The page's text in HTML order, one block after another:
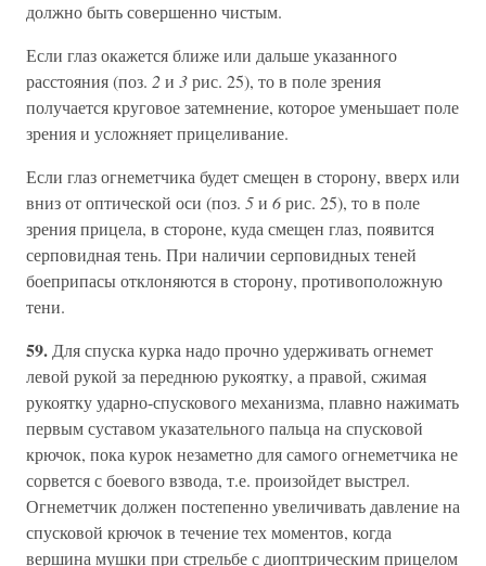
должно быть совершенно чистым.
Если глаз окажется ближе или дальше указанного
расстояния (поз. 2и 3рис. 25), то в поле зрения
получается круговое затемнение, которое уменьшает поле
зрения и усложняет прицеливание.
Если глаз огнеметчика будет смещен в сторону, вверх или
вниз от оптической оси (поз. 5и 6рис. 25), то в поле
зрения прицела, в стороне, куда смещен глаз, появится
серповидная тень. При наличии серповидных теней
боеприпасы отклоняются в сторону, противоположную
тени.
59. Для спуска курка надо прочно удерживать огнемет
левой рукой за переднюю рукоятку, а правой, сжимая
рукоятку ударно-спускового механизма, плавно нажимать
первым суставом указательного пальца на спусковой
крючок, пока курок незаметно для самого огнеметчика не
сорвется с боевого взвода, т.е. произойдет выстрел.
Огнеметчик должен постепенно увеличивать давление на
спусковой крючок в течение тех моментов, когда
вершина мушки при стрельбе с диоптрическим прицелом